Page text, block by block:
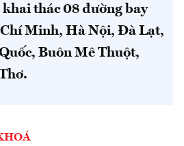
thác 08 đường bay
Minh, Hà Nội, Đà Lạt,
Buôn Mê Thuột,